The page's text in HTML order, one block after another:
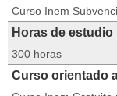
Curso Inem
Horas de estudio
300 horas
Curso orientado